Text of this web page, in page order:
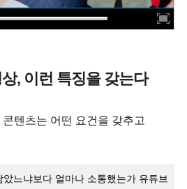
, 이런 특징을 갖는다
텐츠는 어떤 요건을 갖추고
았느냐보다 얼마나 소통했는가 유튜브